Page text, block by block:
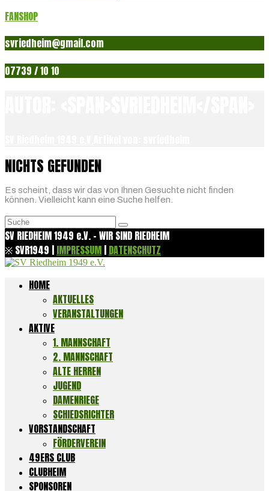
FANSHOP
svriedheim@gmail.com
07739 / 10 10
NICHTS GEFUNDEN
Es scheint, dass wir das von Ihnen Gesuchte nicht finden
können. Vielleicht kann eine Suche helfen.
Suchen
nach:
SV RIEDHEIM 1949 e.V. - WIR SIND RIEDHEIM
※ SVR1949 | IMPRESSUM | DATENSCHUTZ
HOME
AKTUELLES
VERANSTALTUNGEN
AKTIVE
1. MANNSCHAFT
2. MANNSCHAFT
ALTE HERREN
JUGEND
DAMENRIEGE
SCHIEDSRICHTER
VORSTANDSCHAFT
FÖRDERVEREIN
49ERS CLUB
CLUBHEIM
SPONSOREN